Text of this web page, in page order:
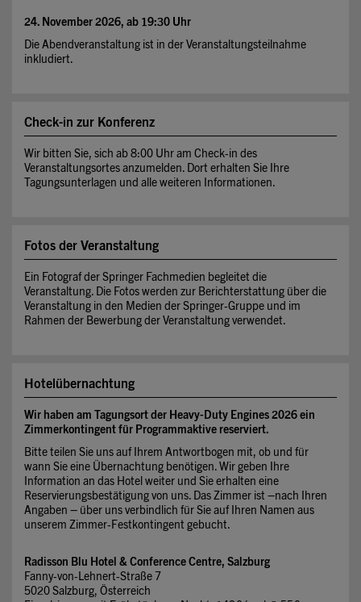
24. November 2026, ab 19:30 Uhr
Die Abendveranstaltung ist in der Veranstaltungsteilnahme
inkludiert.
Check-in zur Konferenz
Wir bitten Sie, sich ab 8:00 Uhr am Check-in des
Veranstaltungsortes anzumelden. Dort erhalten Sie Ihre
Tagungsunterlagen und alle weiteren Informationen.
Fotos der Veranstaltung
Ein Fotograf der Springer Fachmedien begleitet die
Veranstaltung. Die Fotos werden zur Berichterstattung über die
Veranstaltung in den Medien der Springer-Gruppe und im
Rahmen der Bewerbung der Veranstaltung verwendet.
Hotelübernachtung
Wir haben am Tagungsort der Heavy-Duty Engines 2026 ein
Zimmerkontingent für Programmaktive reserviert.
Bitte teilen Sie uns auf Ihrem Antwortbogen mit, ob und für
wann Sie eine Übernachtung benötigen. Wir geben Ihre
Information an das Hotel weiter und Sie erhalten eine
Reservierungsbestätigung von uns. Das Zimmer ist –nach Ihren
Angaben – über uns verbindlich für Sie auf Ihren Namen aus
unserem Zimmer-Festkontingent gebucht.
Radisson Blu Hotel & Conference Centre, Salzburg
Fanny-von-Lehnert-Straße 7
5020 Salzburg, Österreich